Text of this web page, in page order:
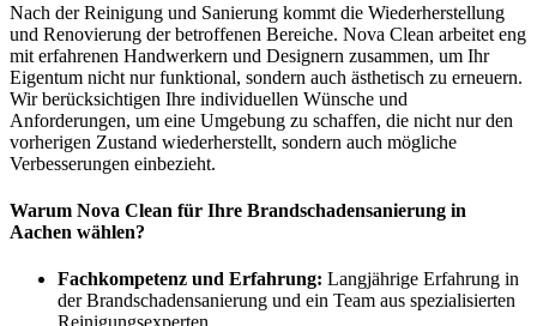
Nach der Reinigung und Sanierung kommt die Wiederherstellung
und Renovierung der betroffenen Bereiche. Nova Clean arbeitet eng
mit erfahrenen Handwerkern und Designern zusammen, um Ihr
Eigentum nicht nur funktional, sondern auch ästhetisch zu erneuern.
Wir berücksichtigen Ihre individuellen Wünsche und
Anforderungen, um eine Umgebung zu schaffen, die nicht nur den
vorherigen Zustand wiederherstellt, sondern auch mögliche
Verbesserungen einbezieht.
Warum Nova Clean für Ihre Brandschadensanierung in
Aachen wählen?
Fachkompetenz und Erfahrung: Langjährige Erfahrung in
der Brandschadensanierung und ein Team aus spezialisierten